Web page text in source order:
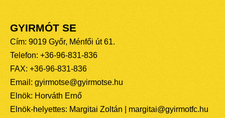
GYIRMÓT SE
Cím: 9019 Győr, Ménfői út 61.
Telefon: +36-96-831-836
FAX: +36-96-831-836
Email: gyirmotse@gyirmotse.hu
Elnök: Horváth Ernő
Elnök-helyettes: Margitai Zoltán | margitai@gyirmotfc.hu